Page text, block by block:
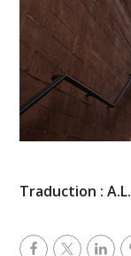
Traduction : A.L.